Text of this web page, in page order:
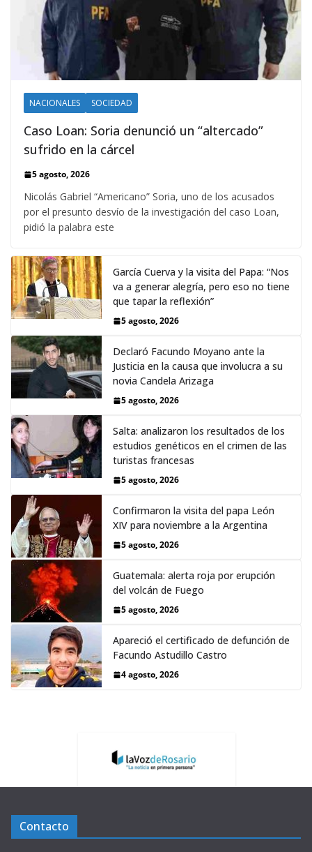
NACIONALES SOCIEDAD
Caso Loan: Soria denunció un “altercado”
sufrido en la cárcel
5 agosto, 2026
Nicolás Gabriel “Americano” Soria, uno de los acusados
por el presunto desvío de la investigación del caso Loan,
pidió la palabra este
García Cuerva y la visita del Papa: “Nos
va a generar alegría, pero eso no tiene
que tapar la reflexión”
5 agosto, 2026
Declaró Facundo Moyano ante la
Justicia en la causa que involucra a su
novia Candela Arizaga
5 agosto, 2026
Salta: analizaron los resultados de los
estudios genéticos en el crimen de las
turistas francesas
5 agosto, 2026
Confirmaron la visita del papa León
XIV para noviembre a la Argentina
5 agosto, 2026
Guatemala: alerta roja por erupción
del volcán de Fuego
5 agosto, 2026
Apareció el certificado de defunción de
Facundo Astudillo Castro
4 agosto, 2026
Contacto